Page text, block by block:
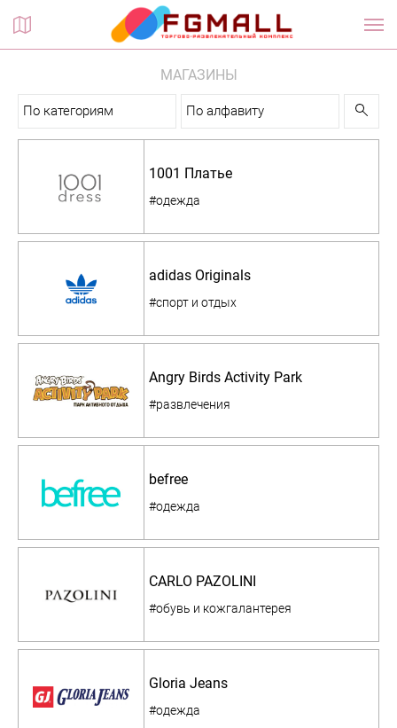
Планы этажей
МАГАЗИНЫ
По категориям По алфавиту
1001 Платье
#одежда
adidas Originals
#спорт и отдых
Angry Birds Activity Park
#развлечения
befree
#одежда
CARLO PAZOLINI
#обувь и кожгалантерея
Gloria Jeans
#одежда